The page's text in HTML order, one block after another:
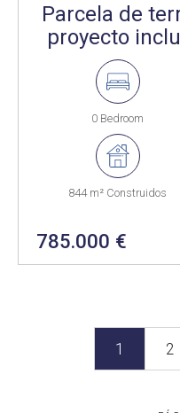
Parcela de
proyecto
0 Bedroom
844 m² Construidos
785.000 €
1 2